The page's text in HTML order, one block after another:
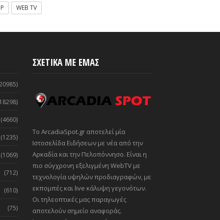
WEB TV
(4660)
(1235)
(1069)
(712)
(610)
(75)
ΣΧΕΤΙΚΑ ΜΕ ΕΜΑΣ
Το ArcadiaSpot.gr αποτελεί μία
Ιστοσελίδα Ειδήσεων με νέα από την
Αρκαδία και την Πελοπόννησο. Είναι η
πιο σύγχρονη εξελιγμένη WebTV με
τεχνολογία υψηλών προδιαγραφών, με
εκπομπές και live κάλυψη γεγονότων.
Οι τηλεοπτικές μας παραγωγές
αποτελούν σημείο αναφοράς.